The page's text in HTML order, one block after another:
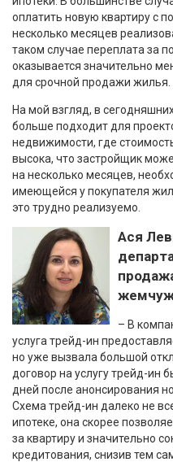
оплатить новую квартиру с
несколько месяцев
таком случае переплата за
оказывается значительно
для срочной продажи жилья.
На мой взгляд, в
больше подходит для
недвижимости, где
высока, что застройщик
на несколько месяцев,
имеющейся у покупателя
это трудно реализуемо.
Ася
– В
услуга трейд-ин
но уже вызвала большой
договор на услугу трейд-ин
дней после анонсирования
Схема трейд-ин далеко не
ипотеке, она скорее
за квартиру и значительно
кредитования, снизив тем